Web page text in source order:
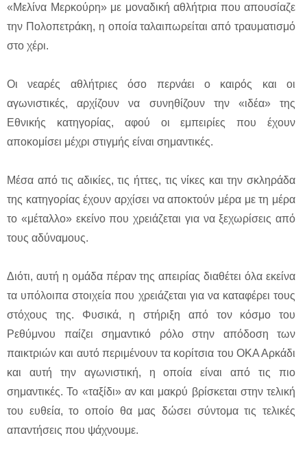
«Μελίνα Μερκούρη» με μοναδική αθλήτρια που απουσίαζε
την Πολοπετράκη, η οποία ταλαιπωρείται από τραυματισμό
στο χέρι.
Οι νεαρές αθλήτριες όσο περνάει ο καιρός και οι
αγωνιστικές, αρχίζουν να συνηθίζουν την «ιδέα» της
Εθνικής κατηγορίας, αφού οι εμπειρίες που έχουν
αποκομίσει μέχρι στιγμής είναι σημαντικές.
Μέσα από τις αδικίες, τις ήττες, τις νίκες και την σκληράδα
της κατηγορίας έχουν αρχίσει να αποκτούν μέρα με τη μέρα
το «μέταλλο» εκείνο που χρειάζεται για να ξεχωρίσεις από
τους αδύναμους.
Διότι, αυτή η ομάδα πέραν της απειρίας διαθέτει όλα εκείνα
τα υπόλοιπα στοιχεία που χρειάζεται για να καταφέρει τους
στόχους της. Φυσικά, η στήριξη από τον κόσμο του
Ρεθύμνου παίζει σημαντικό ρόλο στην απόδοση των
παικτριών και αυτό περιμένουν τα κορίτσια του ΟΚΑ Αρκάδι
και αυτή την αγωνιστική, η οποία είναι από τις πιο
σημαντικές. Το «ταξίδι» αν και μακρύ βρίσκεται στην τελική
του ευθεία, το οποίο θα μας δώσει σύντομα τις τελικές
απαντήσεις που ψάχνουμε.